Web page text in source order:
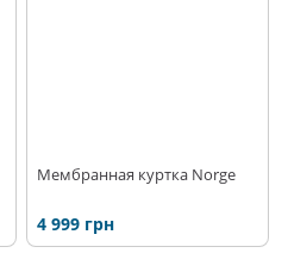
Мембранная куртка Norge
4 999 грн